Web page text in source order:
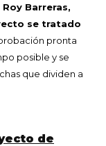
Barreras,
se tratado
pronta
posible y se
que dividen a
de